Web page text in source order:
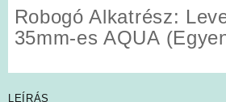
Robogó Alkatrész:
35mm-es AQUA
LEÍRÁS